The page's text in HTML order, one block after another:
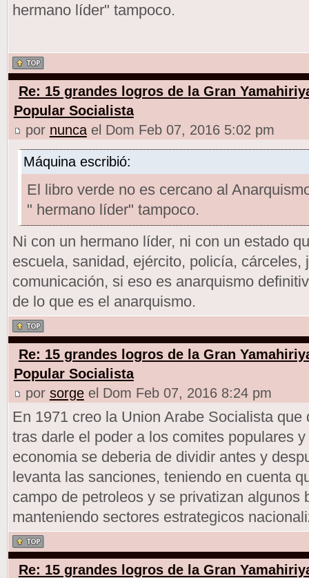
hermano líder" tampoco.
Re: 15 grandes logros de la Gran
Popular Socialista
por nuncael Dom Feb 07, 2016 5:02 pm
Máquina escribió:
El libro verde no es cercano al
" hermano líder" tampoco.
Ni con un hermano líder, ni con un estado
escuela, sanidad, ejército, policía,
comunicación, si eso es anarquismo
de lo que es el anarquismo.
Re: 15 grandes logros de la Gran
Popular Socialista
por sorgeel Dom Feb 07, 2016 8:24 pm
En 1971 creo la Union Arabe Socialista
tras darle el poder a los comites populares
economia se deberia de dividir antes y
levanta las sanciones, teniendo en cuenta
campo de petroleos y se privatizan algunos
manteniendo sectores estrategicos
Re: 15 grandes logros de la Gran